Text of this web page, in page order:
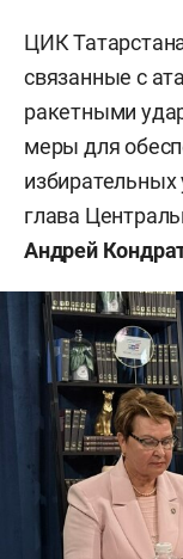
ЦИК
связанные с
ракетными
меры для
избирательных
глава
Андрей